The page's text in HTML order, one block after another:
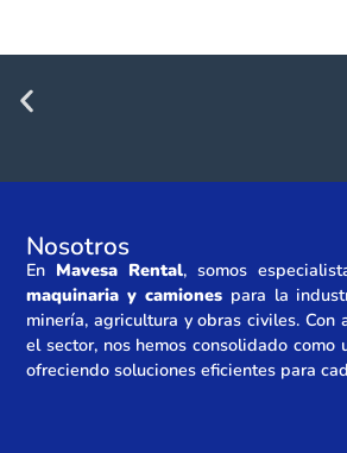
Nosotros
En Mavesa Rental, somos
maquinaria y camionespara la
minería, agricultura y obras civiles. Con
el sector, nos hemos consolidado como
ofreciendo soluciones eficientes para